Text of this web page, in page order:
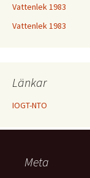
Vattenlek 1983
Vattenlek 1983
Länkar
IOGT-NTO
Meta